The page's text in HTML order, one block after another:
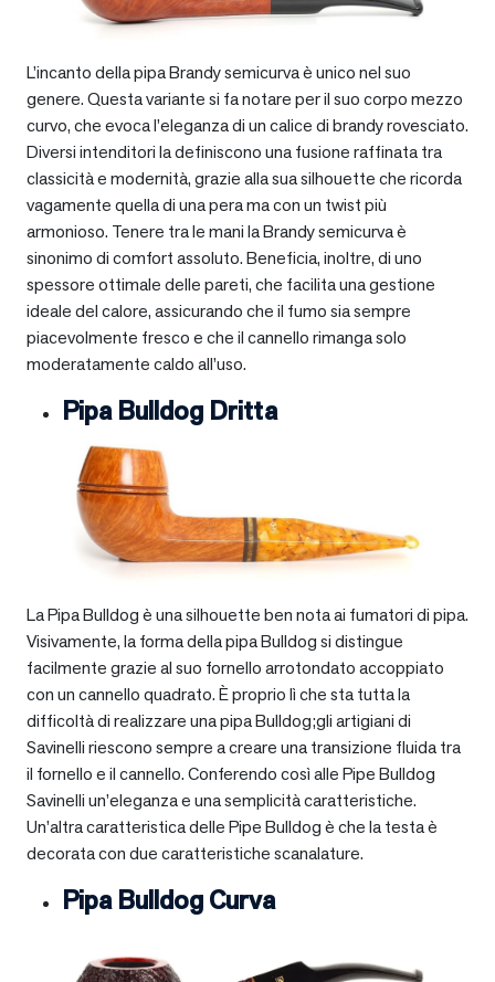
L’incanto della pipa Brandy semicurva è unico nel suo
genere. Questa variante si fa notare per il suo corpo mezzo
curvo, che evoca l’eleganza di un calice di brandy rovesciato.
Diversi intenditori la definiscono una fusione raffinata tra
classicità e modernità, grazie alla sua silhouette che ricorda
vagamente quella di una pera ma con un twist più
armonioso. Tenere tra le mani la Brandy semicurva è
sinonimo di comfort assoluto. Beneficia, inoltre, di uno
spessore ottimale delle pareti, che facilita una gestione
ideale del calore, assicurando che il fumo sia sempre
piacevolmente fresco e che il cannello rimanga solo
moderatamente caldo all’uso.
Pipa Bulldog Dritta
La Pipa Bulldog è una silhouette ben nota ai fumatori di pipa.
Visivamente, la forma della pipa Bulldog si distingue
facilmente grazie al suo fornello arrotondato accoppiato
con un cannello quadrato. È proprio lì che sta tutta la
difficoltà di realizzare una pipa Bulldog;gli artigiani di
Savinelli riescono sempre a creare una transizione fluida tra
il fornello e il cannello. Conferendo così alle Pipe Bulldog
Savinelli un’eleganza e una semplicità caratteristiche.
Un’altra caratteristica delle Pipe Bulldog è che la testa è
decorata con due caratteristiche scanalature.
Pipa Bulldog Curva